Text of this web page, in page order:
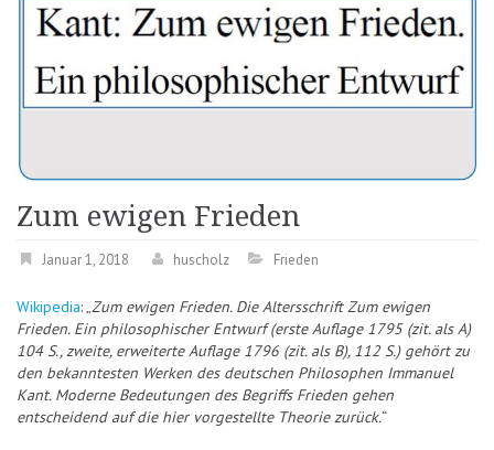
Zum ewigen Frieden
Januar 1, 2018 huscholz Frieden
Wikipedia: „Zum ewigen Frieden. Die Altersschrift Zum ewigen
Frieden. Ein philosophischer Entwurf (erste Auflage 1795 (zit. als A)
104 S., zweite, erweiterte Auflage 1796 (zit. als B), 112 S.) gehört zu
den bekanntesten Werken des deutschen Philosophen Immanuel
Kant. Moderne Bedeutungen des Begriffs Frieden gehen
entscheidend auf die hier vorgestellte Theorie zurück.“